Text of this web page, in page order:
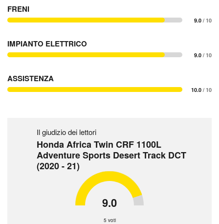
FRENI
9.0 / 10
IMPIANTO ELETTRICO
9.0 / 10
ASSISTENZA
10.0 / 10
Il giudizio dei lettori
Honda Africa Twin CRF 1100L
Adventure Sports Desert Track DCT
(2020 - 21)
9.0
5 voti